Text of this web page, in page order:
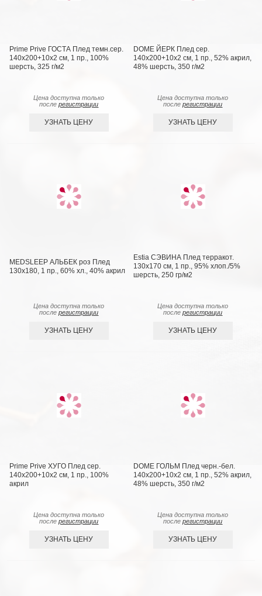
Prime Prive ГОСТА Плед темн.сер.
140х200+10х2 см, 1 пр., 100%
шерсть, 325 г/м2
Цена доступна только
послерегистрации
УЗНАТЬ ЦЕНУ
DOME ЙЕРК Плед сер.
140х200+10х2 см, 1 пр., 52% акрил,
48% шерсть, 350 г/м2
Цена доступна только
послерегистрации
УЗНАТЬ ЦЕНУ
MEDSLEEP АЛЬБЕК роз Плед
130x180, 1 пр., 60% хл., 40% акрил
Цена доступна только
послерегистрации
УЗНАТЬ ЦЕНУ
Estia СЭВИНА Плед терракот.
130х170 см, 1 пр., 95% хлоп./5%
шерсть, 250 гр/м2
Цена доступна только
послерегистрации
УЗНАТЬ ЦЕНУ
Prime Prive ХУГО Плед сер.
140х200+10х2 см, 1 пр., 100%
акрил
Цена доступна только
послерегистрации
УЗНАТЬ ЦЕНУ
DOME ГОЛЬМ Плед черн.-бел.
140х200+10х2 см, 1 пр., 52% акрил,
48% шерсть, 350 г/м2
Цена доступна только
послерегистрации
УЗНАТЬ ЦЕНУ